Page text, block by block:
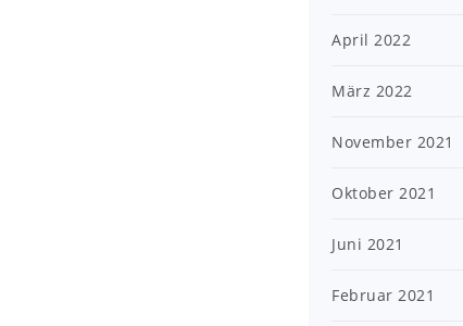
April 2022
März 2022
November 2021
Oktober 2021
Juni 2021
Februar 2021